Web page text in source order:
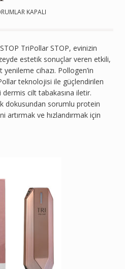
KAPALI
TriPollar STOP, evinizin
estetik sonuçlar veren etkili,
yenileme cihazı. Pollogen’in
teknolojisi ile güçlendirilen
cilt tabakasına iletir.
dokusundan sorumlu protein
ve hızlandırmak için